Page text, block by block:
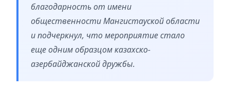
благодарность от имени
общественности Мангистауской области
и подчеркнул, что мероприятие стало
еще одним образцом казахско-
азербайджанской дружбы.